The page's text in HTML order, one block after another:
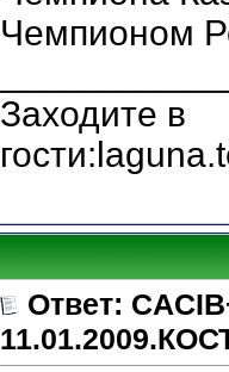
Чемпионом
Заходите в
Ответ: